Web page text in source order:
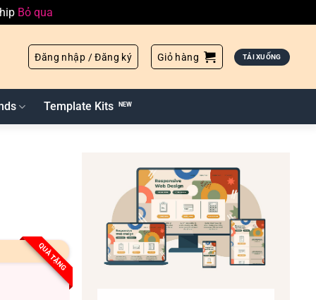
Bỏ qua
Đăng nhập / Đăng ký Giỏ hàng TẢI XUỐNG
Template Kits
QUÀ TẶNG